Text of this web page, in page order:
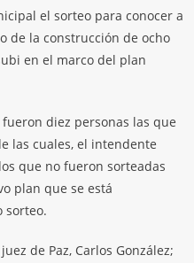
el sorteo para conocer a
de la construcción de ocho
en el marco del plan
diez personas las que
las cuales, el intendente
que no fueron sorteadas
plan que se está
sorteo.
de Paz, Carlos González;